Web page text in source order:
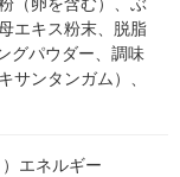
（卵を含む）、ぶ
エキス粉末、脱脂
グパウダー、調味
サンタンガム）、
エネルギー